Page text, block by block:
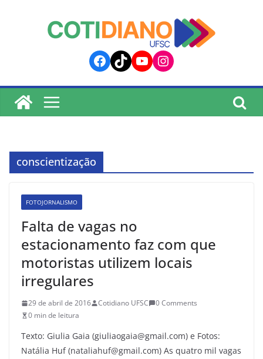
Facebook
TikTokYouTube
Instagram
conscientização
FOTOJORNALISMO
Falta de vagas no
estacionamento faz com que
motoristas utilizem locais
irregulares
29 de abril de 2016 Cotidiano UFSC
0 Comments
0 min de leitura
Texto: Giulia Gaia (giuliaogaia@gmail.com) e Fotos:
Natália Huf (nataliahuf@gmail.com) As quatro mil vagas